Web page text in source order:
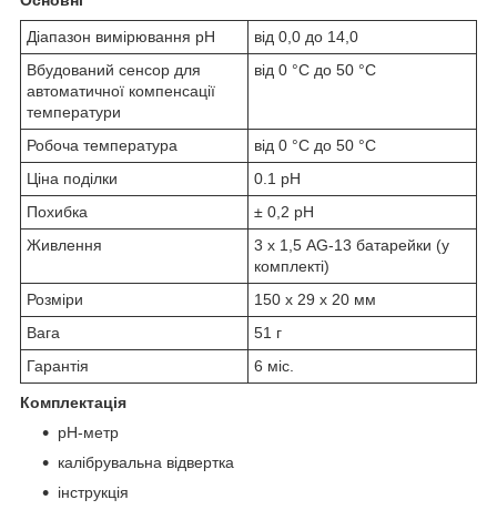
Діапазон вимірювання рН
від 0,0 до 14,0
Вбудований сенсор для
автоматичної компенсації
температури
від 0 °C до 50 °C
Робоча температура
від 0 °C до 50 °C
Ціна поділки
0.1 рН
Похибка
± 0,2 рН
Живлення
3 х 1,5 AG-13 батарейки (у
комплекті)
Розміри
150 х 29 х 20 мм
Вага
51 г
Гарантія
6 міс.
Комплектація
рН-метр
калібрувальна відвертка
інструкція